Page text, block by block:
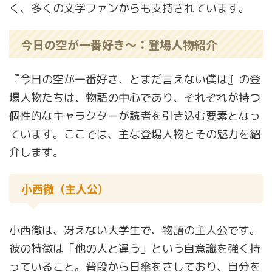
く、多くの文学ファンからも支持されています。
今日の空が一番好き～：登場人物紹介
『今日の空が一番好き、とまだ言えない僕は』の登
場人物たちは、物語の中心であり、それぞれが持つ
個性的なキャラクターが読者を引き込む要素となっ
ています。ここでは、主な登場人物とその魅力を紹
介します。
小西徹（主人公）
小西徹は、冴えない大学生で、物語の主人公です。
彼の特徴は「他の人と違う」という自意識を強く持
っていること。普段から日傘をさしており、自分を